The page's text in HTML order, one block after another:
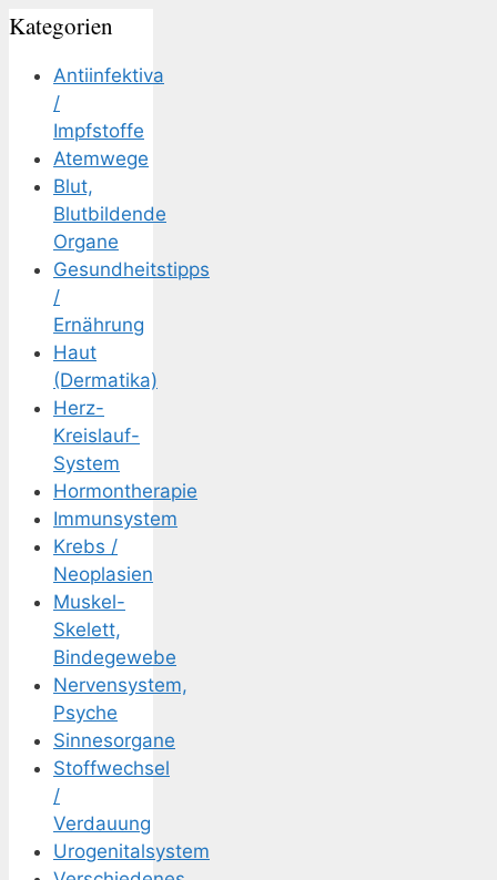
Kategorien
Antiinfektiva
/
Impfstoffe
Atemwege
Blut,
Blutbildende
Organe
Gesundheitstipps
/
Ernährung
Haut
(Dermatika)
Herz-
Kreislauf-
System
Hormontherapie
Immunsystem
Krebs /
Neoplasien
Muskel-
Skelett,
Bindegewebe
Nervensystem,
Psyche
Sinnesorgane
Stoffwechsel
/
Verdauung
Urogenitalsystem